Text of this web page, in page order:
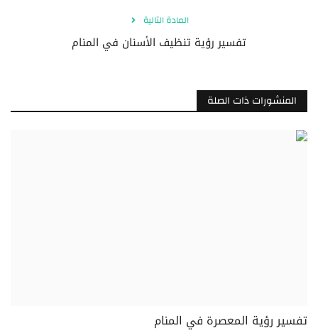
المادة التالية
تفسير رؤية تنظيف الأسنان في المنام
المنشورات ذات الصلة
تفسير رؤية المعصرة في المنام